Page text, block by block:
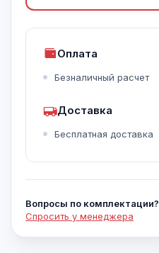
Оплата
Безналичный расчет
Доставка
Бесплатная доставка
Вопросы по комплектации?
Спросить у менеджера